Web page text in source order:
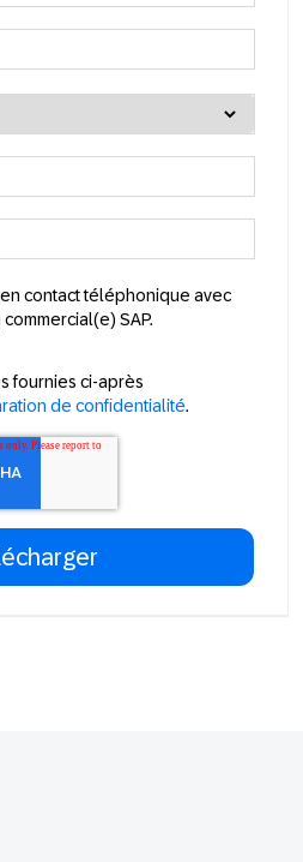
contact téléphonique avec
SAP.
fournies ci-après
de confidentialité.